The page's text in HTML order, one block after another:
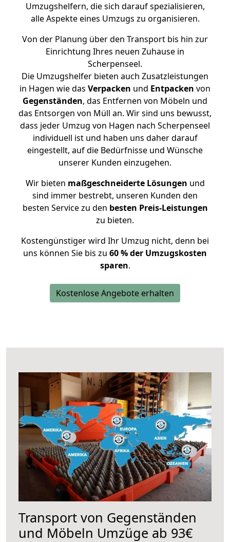
Umzugshelfern, die sich darauf spezialisieren,
alle Aspekte eines Umzugs zu organisieren.
Von der Planung über den Transport bis hin zur
Einrichtung Ihres neuen Zuhause in
Scherpenseel.
Die Umzugshelfer bieten auch Zusatzleistungen
in Hagen wie das Verpacken und Entpacken von
Gegenständen, das Entfernen von Möbeln und
das Entsorgen von Müll an. Wir sind uns bewusst,
dass jeder Umzug von Hagen nach Scherpenseel
individuell ist und haben uns daher darauf
eingestellt, auf die Bedürfnisse und Wünsche
unserer Kunden einzugehen.
Wir bieten maßgeschneiderte Lösungen und
sind immer bestrebt, unseren Kunden den
besten Service zu den besten Preis-Leistungen
zu bieten.
Kostengünstiger wird Ihr Umzug nicht, denn bei
uns können Sie bis zu 60 % der Umzugskosten
sparen.
Kostenlose Angebote erhalten
Transport von Gegenständen
und Möbeln Umzüge ab 93€